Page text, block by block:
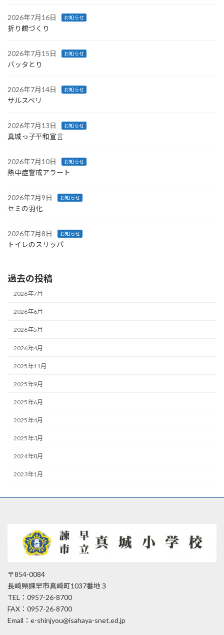
2026年7月16日 お知らせ
折り鶴づくり
2026年7月15日 お知らせ
バッタとり
2026年7月14日 お知らせ
サルスベリ
2026年7月13日 お知らせ
真城っ子平和宣言
2026年7月10日 お知らせ
熱中症警戒アラート
2026年7月9日 お知らせ
セミの羽化
2026年7月8日 お知らせ
トイレのスリッパ
過去の投稿
2026年7月
2026年6月
2026年5月
2026年4月
2025年11月
2025年9月
2025年6月
2025年4月
2025年3月
2024年8月
2023年1月
〒854-0084
長崎県諫早市真崎町1037番地３
TEL：0957-26-8700
FAX：0957-26-8700
Email：e-shinjyou@isahaya-snet.ed.jp